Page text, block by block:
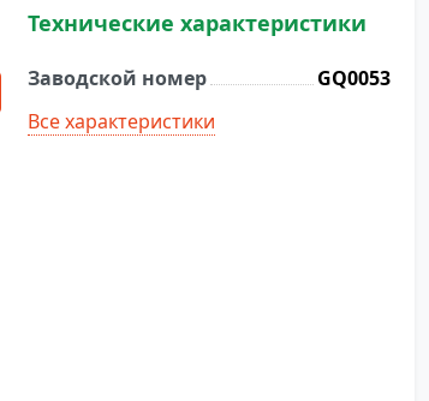
Технические характеристики
Заводской номер
GQ0053
Все характеристики